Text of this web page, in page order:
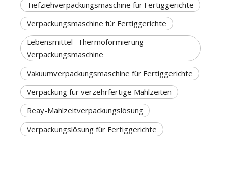
Tiefziehverpackungsmaschine für Fertiggerichte
Verpackungsmaschine für Fertiggerichte
Lebensmittel -Thermoformierung
Verpackungsmaschine
Vakuumverpackungsmaschine für Fertiggerichte
Verpackung für verzehrfertige Mahlzeiten
Reay-Mahlzeitverpackungslösung
Verpackungslösung für Fertiggerichte